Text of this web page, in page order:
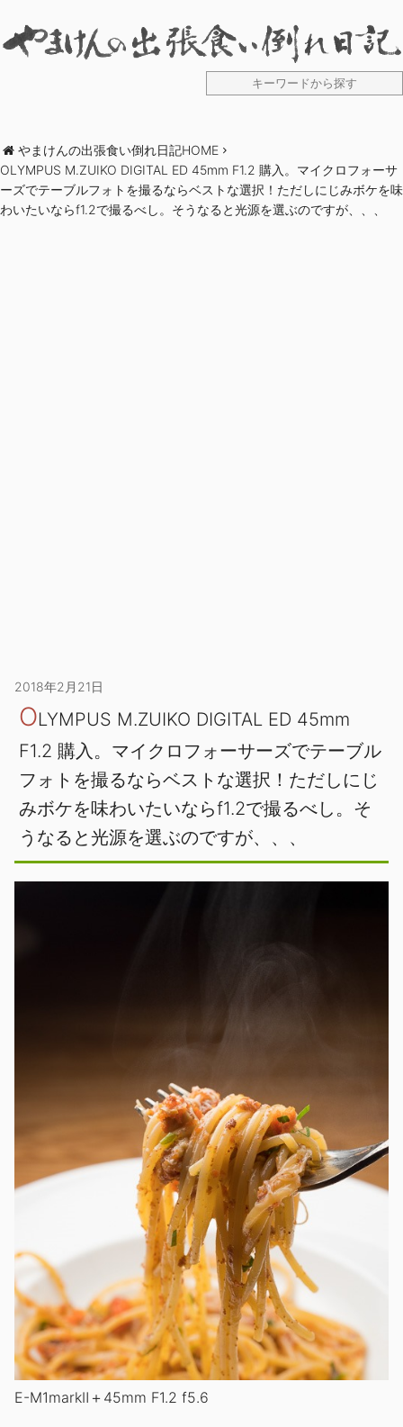
やまけんの出張食い倒れ日記HOME
OLYMPUS M.ZUIKO DIGITAL ED 45mm F1.2 購入。マイクロフォーサ
ーズでテーブルフォトを撮るならベストな選択！ただしにじみボケを味
わいたいならf1.2で撮るべし。そうなると光源を選ぶのですが、、、
2018年2月21日
OLYMPUS M.ZUIKO DIGITAL ED 45mm
F1.2 購入。マイクロフォーサーズでテーブル
フォトを撮るならベストな選択！ただしにじ
みボケを味わいたいならf1.2で撮るべし。そ
うなると光源を選ぶのですが、、、
E-M1markⅡ＋45mm F1.2 f5.6